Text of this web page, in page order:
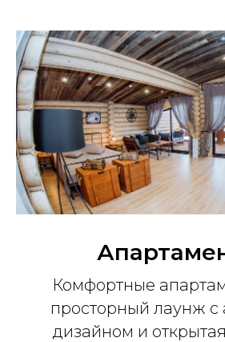
Комфортные
просторный лаунж с
дизайном и